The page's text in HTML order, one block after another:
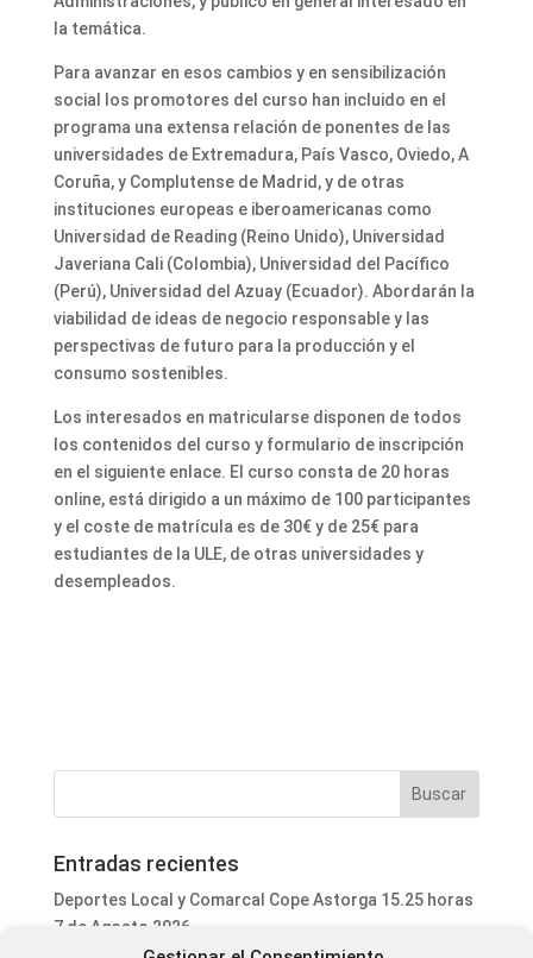
la temática.
Para avanzar en esos cambios y en sensibilización
social los promotores del curso han incluido en el
programa una extensa relación de ponentes de las
universidades de Extremadura, País Vasco, Oviedo, A
Coruña, y Complutense de Madrid, y de otras
instituciones europeas e iberoamericanas como
Universidad de Reading (Reino Unido), Universidad
Javeriana Cali (Colombia), Universidad del Pacífico
(Perú), Universidad del Azuay (Ecuador). Abordarán la
viabilidad de ideas de negocio responsable y las
perspectivas de futuro para la producción y el
consumo sostenibles.
Los interesados en matricularse disponen de todos
los contenidos del curso y formulario de inscripción
en el siguiente enlace. El curso consta de 20 horas
online, está dirigido a un máximo de 100 participantes
y el coste de matrícula es de 30€ y de 25€ para
estudiantes de la ULE, de otras universidades y
desempleados.
Entradas recientes
Deportes Local y Comarcal Cope Astorga 15.25 horas
7 de Agosto 2026